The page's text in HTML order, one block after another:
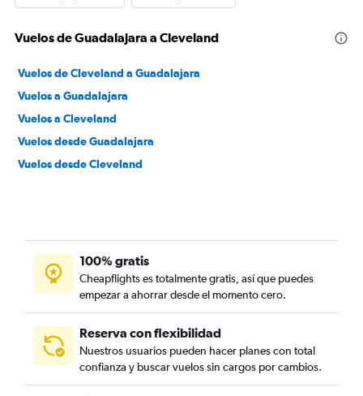
Vuelos de Guadalajara a Cleveland
Vuelos de Cleveland a Guadalajara
Vuelos a Guadalajara
Vuelos a Cleveland
Vuelos desde Guadalajara
Vuelos desde Cleveland
100% gratis
Cheapflights es totalmente gratis, así que puedes
empezar a ahorrar desde el momento cero.
Reserva con flexibilidad
Nuestros usuarios pueden hacer planes con total
confianza y buscar vuelos sin cargos por cambios.